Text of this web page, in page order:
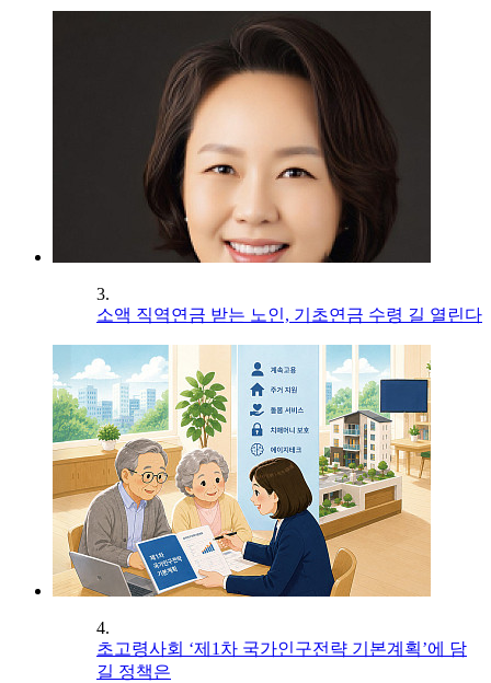
3.
소액 직역연금 받는 노인, 기초연금 수령 길 열린다
4.
초고령사회 ‘제1차 국가인구전략 기본계획’에 담
길 정책은